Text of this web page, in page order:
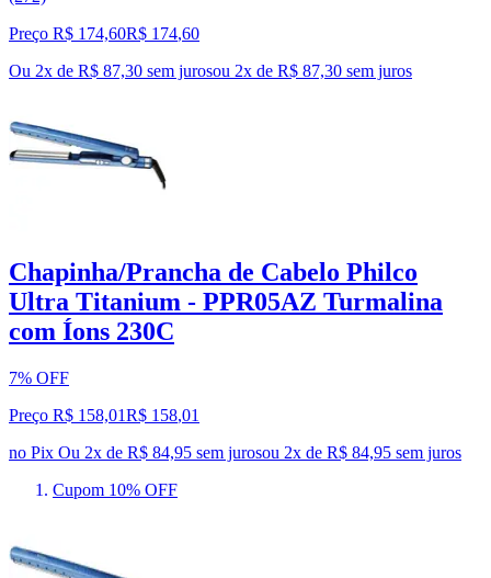
Preço R$ 174,60R$ 174,60
Ou 2x de R$ 87,30 sem jurosou 2x de R$ 87,30 sem juros
Chapinha/Prancha de Cabelo Philco
Ultra Titanium - PPR05AZ Turmalina
com Íons 230C
7% OFF
Preço R$ 158,01R$ 158,01
no Pix Ou 2x de R$ 84,95 sem jurosou 2x de R$ 84,95 sem juros
Cupom 10% OFF